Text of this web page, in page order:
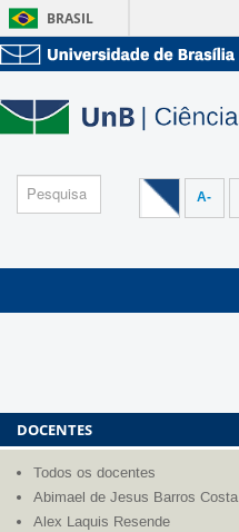
BRASIL
A-
DOCENTES
Todos os docentes
Abimael de Jesus Barros Costa
Alex Laquis Resende